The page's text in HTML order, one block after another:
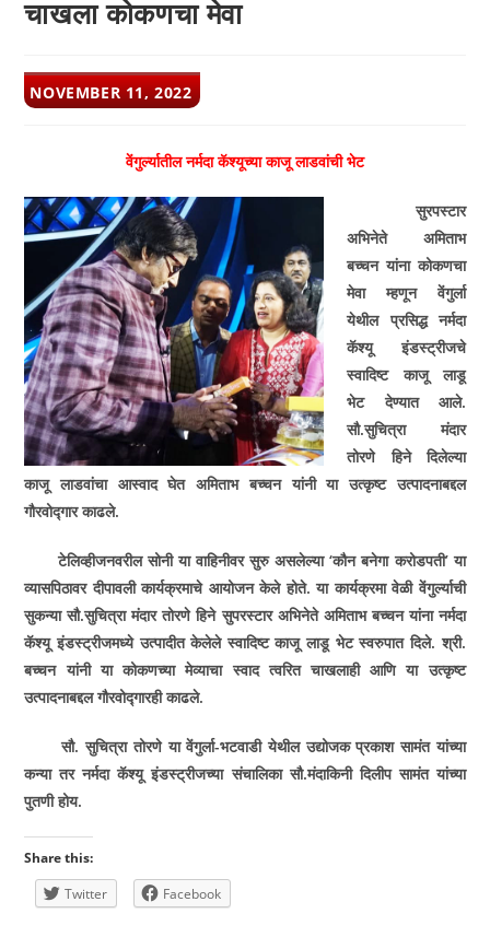
चाखला कोकणचा मेवा
POST
PUBLISHED:
NOVEMBER 11, 2022
वेंगुर्ल्यातील नर्मदा कॅश्‍यूच्या काजू लाडवांची भेट
सुरपस्टार
अभिनेते अमिताभ
बच्चन यांना कोकणचा
मेवा म्हणून वेंगुर्ला
येथील प्रसिद्ध नर्मदा
कॅश्‍यू इंडस्ट्रीजचे
स्वादिष्ट काजू लाडू
भेट देण्यात आले.
सौ.सुचित्रा मंदार
तोरणे हिने दिलेल्या
काजू लाडवांचा आस्वाद घेत अमिताभ बच्चन यांनी या उत्कृष्ट उत्पादनाबद्दल
गौरवोद्गार काढले.
टेलिव्हीजनवरील सोनी या वाहिनीवर सुरु असलेल्या ‘कौन बनेगा करोडपती’ या
व्यासपिठावर दीपावली कार्यक्रमाचे आयोजन केले होते. या कार्यक्रमा वेळी वेंगुर्ल्याची
सुकन्या सौ.सुचित्रा मंदार तोरणे हिने सुपरस्टार अभिनेते अमिताभ बच्चन यांना नर्मदा
कॅश्‍यू इंडस्ट्रीजमध्ये उत्पादीत केलेले स्वादिष्ट काजू लाडू भेट स्वरुपात दिले. श्री.
बच्चन यांनी या कोकणच्या मेव्याचा स्वाद त्वरित चाखलाही आणि या उत्कृष्ट
उत्पादनाबद्दल गौरवोद्गारही काढले.
सौ. सुचित्रा तोरणे या वेंगुर्ला-भटवाडी येथील उद्योजक प्रकाश सामंत यांच्या
कन्या तर नर्मदा कॅश्‍यू इंडस्ट्रीजच्या संचालिका सौ.मंदाकिनी दिलीप सामंत यांच्या
पुतणी होय.
Share this:
Twitter
Facebook